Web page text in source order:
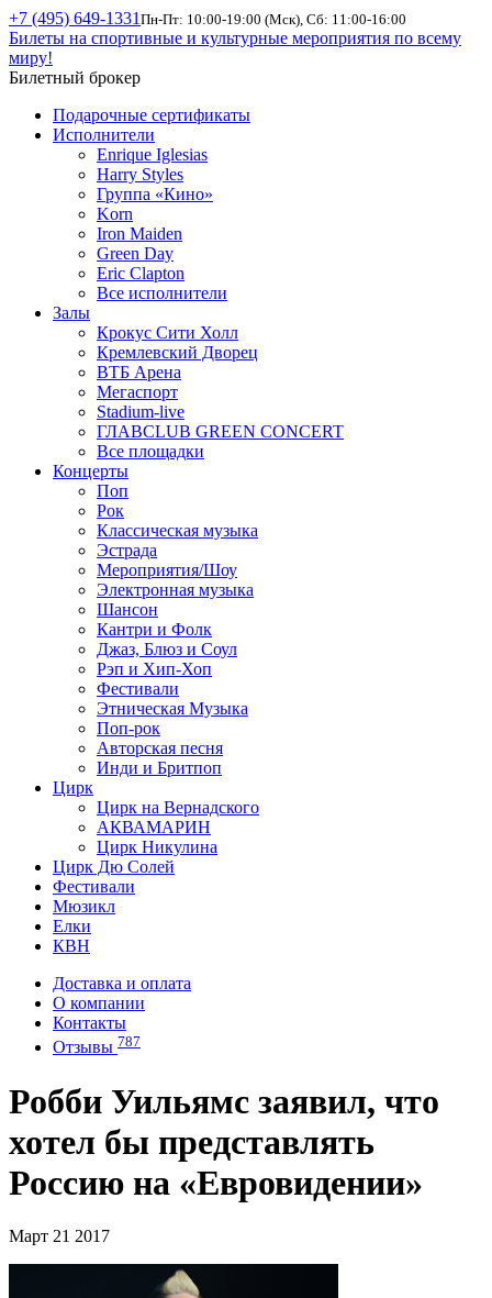
+7 (495) 649-1331 Пн-Пт: 10:00-19:00 (Мск), Сб: 11:00-16:00
Билеты на спортивные и культурные мероприятия по всему
миру!
Билетный брокер
Подарочные сертификаты
Исполнители
Enrique Iglesias
Harry Styles
Группа «Кино»
Korn
Iron Maiden
Green Day
Eric Clapton
Все исполнители
Залы
Крокус Сити Холл
Кремлевский Дворец
ВТБ Арена
Мегаспорт
Stadium-live
ГЛАВCLUB GREEN CONCERT
Все площадки
Концерты
Поп
Рок
Классическая музыка
Эстрада
Мероприятия/Шоу
Электронная музыка
Шансон
Кантри и Фолк
Джаз, Блюз и Соул
Рэп и Хип-Хоп
Фестивали
Этническая Музыка
Поп-рок
Авторская песня
Инди и Бритпоп
Цирк
Цирк на Вернадского
АКВАМАРИН
Цирк Никулина
Цирк Дю Солей
Фестивали
Мюзикл
Елки
КВН
Доставка и оплата
О компании
Контакты
Отзывы 787
Робби Уильямс заявил, что
хотел бы представлять
Россию на «Евровидении»
Март 21 2017